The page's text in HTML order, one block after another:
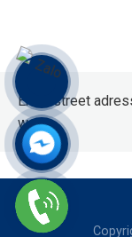
Enter street
want.